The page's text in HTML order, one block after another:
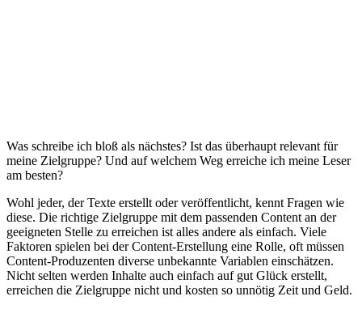
Was schreibe ich bloß als nächstes? Ist das überhaupt relevant für
meine Zielgruppe? Und auf welchem Weg erreiche ich meine Leser
am besten?
Wohl jeder, der Texte erstellt oder veröffentlicht, kennt Fragen wie
diese. Die richtige Zielgruppe mit dem passenden Content an der
geeigneten Stelle zu erreichen ist alles andere als einfach. Viele
Faktoren spielen bei der Content-Erstellung eine Rolle, oft müssen
Content-Produzenten diverse unbekannte Variablen einschätzen.
Nicht selten werden Inhalte auch einfach auf gut Glück erstellt,
erreichen die Zielgruppe nicht und kosten so unnötig Zeit und Geld.